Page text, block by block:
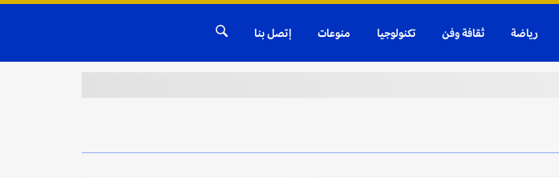
رياضة ثقافة وفن تكنولوجيا منوعات إتصل بنا